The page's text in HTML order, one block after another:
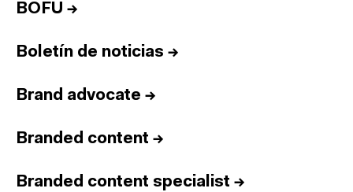
BOFU →
Boletín de noticias →
Brand advocate →
Branded content →
Branded content specialist →